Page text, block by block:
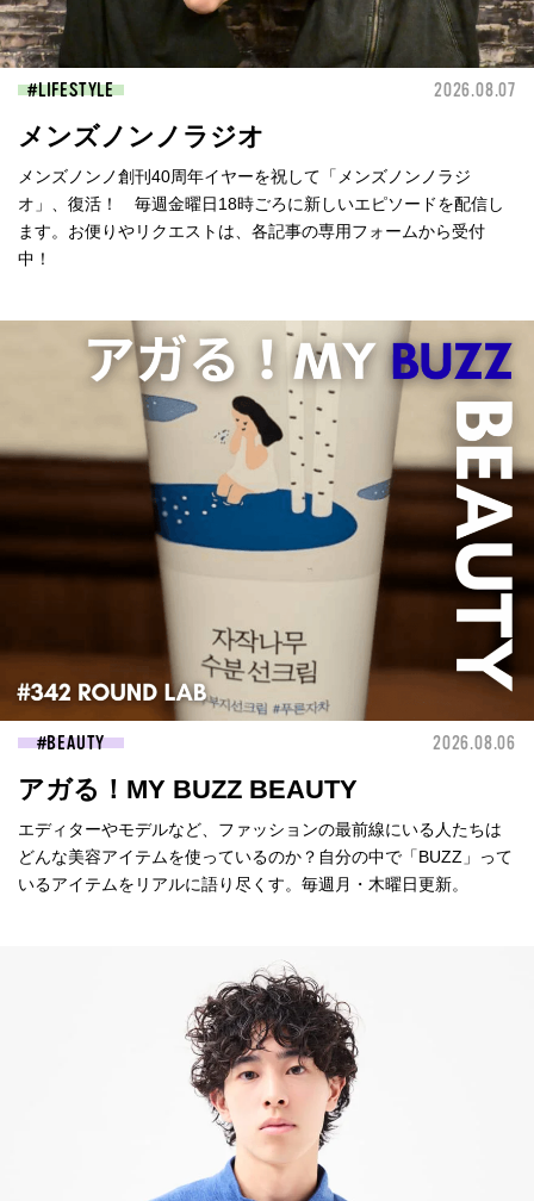
LIFESTYLE 2026.08.07
メンズノンノラジオ
メンズノンノ創刊40周年イヤーを祝して「メンズノンノラジ
オ」、復活！ 毎週金曜日18時ごろに新しいエピソードを配信し
ます。お便りやリクエストは、各記事の専用フォームから受付
中！
BEAUTY 2026.08.06
アガる！MY BUZZ BEAUTY
エディターやモデルなど、ファッションの最前線にいる人たちは
どんな美容アイテムを使っているのか？自分の中で「BUZZ」って
いるアイテムをリアルに語り尽くす。毎週月・木曜日更新。